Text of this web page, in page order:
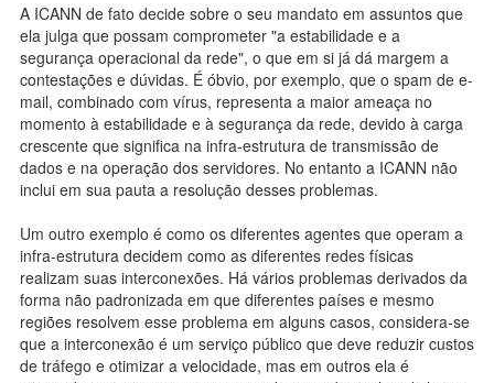
A ICANN de fato decide sobre o seu mandato em assuntos que
ela julga que possam comprometer "a estabilidade e a
segurança operacional da rede", o que em si já dá margem a
contestações e dúvidas. É óbvio, por exemplo, que o spam de e-
mail, combinado com vírus, representa a maior ameaça no
momento à estabilidade e à segurança da rede, devido à carga
crescente que significa na infra-estrutura de transmissão de
dados e na operação dos servidores. No entanto a ICANN não
inclui em sua pauta a resolução desses problemas.
Um outro exemplo é como os diferentes agentes que operam a
infra-estrutura decidem como as diferentes redes físicas
realizam suas interconexões. Há vários problemas derivados da
forma não padronizada em que diferentes países e mesmo
regiões resolvem esse problema em alguns casos, considera-se
que a interconexão é um serviço público que deve reduzir custos
de tráfego e otimizar a velocidade, mas em outros ela é